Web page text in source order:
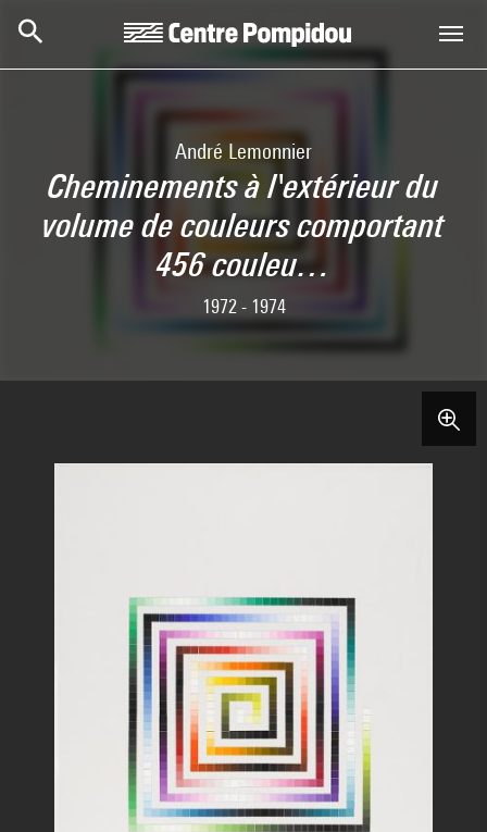
André Lemonnier
Cheminements à l'extérieur du
volume de couleurs comportant
456 couleu…
1972 - 1974